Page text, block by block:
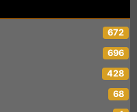
672
696
428
68